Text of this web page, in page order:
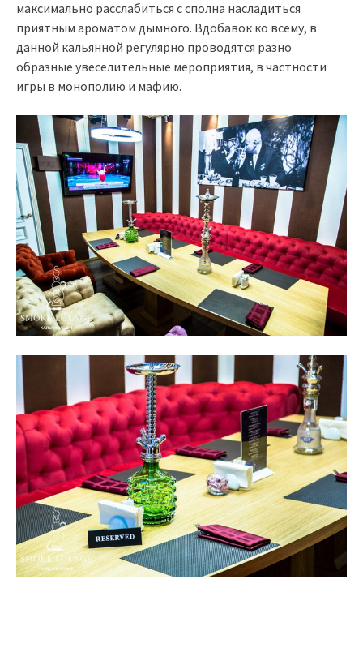
максимально расслабиться с сполна насладиться
приятным ароматом дымного. Вдобавок ко всему, в
данной кальянной регулярно проводятся разно
образные увеселительные мероприятия, в частности
игры в монополию и мафию.